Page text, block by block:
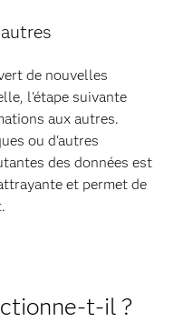
de nouvelles
l'étape suivante
aux autres.
ou d'autres
des données est
et permet de
t-il ?